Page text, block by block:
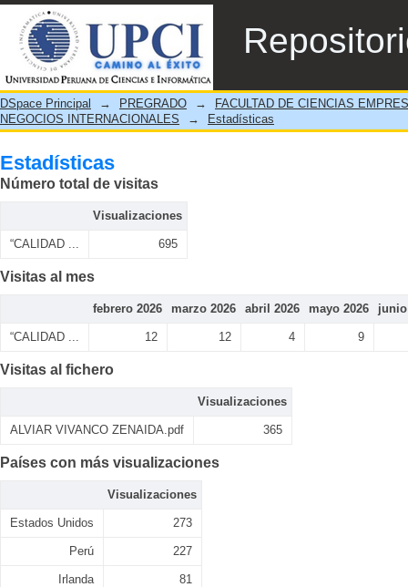
Estadísticas
DSpace Principal → PREGRADO →
FACULTAD DE CIENCIAS
NEGOCIOS INTERNACIONALES
→ Estadísticas
Estadísticas
Número total de visitas
Visualizaciones
“CALIDAD ... 695
Visitas al mes
febrero 2026 marzo 2026 abril 2026 mayo 2026 junio
“CALIDAD ... 12 12 4 9
Visitas al fichero
Visualizaciones
ALVIAR VIVANCO ZENAIDA.pdf 365
Países con más visualizaciones
Visualizaciones
Estados Unidos 273
Perú 227
Irlanda 81